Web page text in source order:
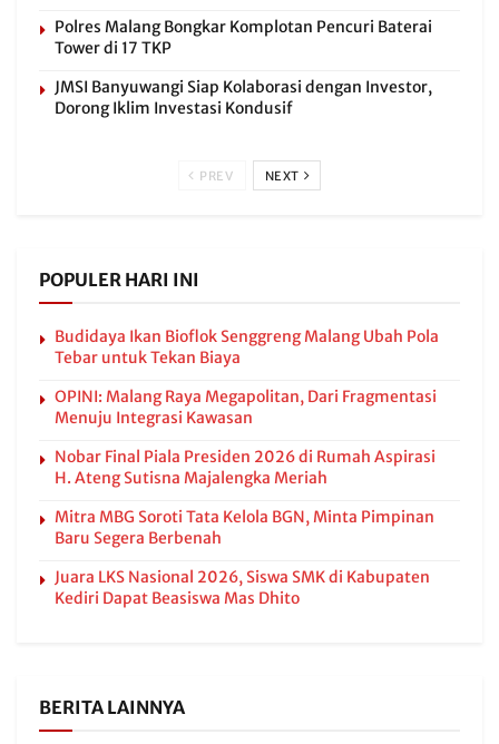
Polres Malang Bongkar Komplotan Pencuri Baterai
Tower di 17 TKP
JMSI Banyuwangi Siap Kolaborasi dengan Investor,
Dorong Iklim Investasi Kondusif
PREV NEXT
POPULER HARI INI
Budidaya Ikan Bioflok Senggreng Malang Ubah Pola
Tebar untuk Tekan Biaya
OPINI: Malang Raya Megapolitan, Dari Fragmentasi
Menuju Integrasi Kawasan
Nobar Final Piala Presiden 2026 di Rumah Aspirasi
H. Ateng Sutisna Majalengka Meriah
Mitra MBG Soroti Tata Kelola BGN, Minta Pimpinan
Baru Segera Berbenah
Juara LKS Nasional 2026, Siswa SMK di Kabupaten
Kediri Dapat Beasiswa Mas Dhito
BERITA LAINNYA